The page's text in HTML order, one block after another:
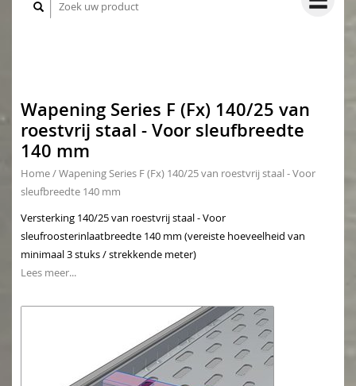
Wapening Series F (Fx) 140/25 van
roestvrij staal - Voor sleufbreedte
140 mm
Home/Wapening Series F (Fx) 140/25 van roestvrij staal - Voor
sleufbreedte 140 mm
Versterking 140/25 van roestvrij staal - Voor
sleufroosterinlaatbreedte 140 mm (vereiste hoeveelheid van
minimaal 3 stuks / strekkende meter)
Lees meer...